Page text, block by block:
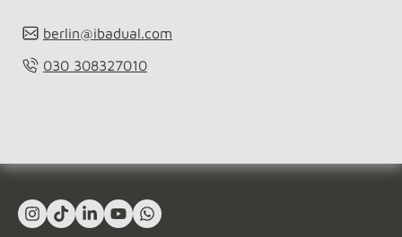
berlin@ibadual.com
030 308327010
Instagram
TikTokLinkedIn In
YouTubeWhat's App